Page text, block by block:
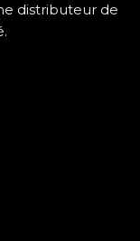
distributeur de